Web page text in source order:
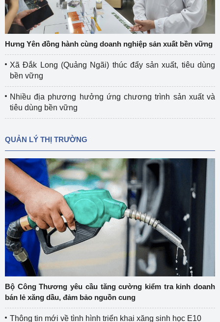
Hưng Yên đồng hành cùng doanh nghiệp sản xuất bền vững
Xã Đắk Long (Quảng Ngãi) thúc đẩy sản xuất, tiêu dùng
bền vững
Nhiều địa phương hưởng ứng chương trình sản xuất và
tiêu dùng bền vững
QUẢN LÝ THỊ TRƯỜNG
Bộ Công Thương yêu cầu tăng cường kiểm tra kinh doanh
bán lẻ xăng dầu, đảm bảo nguồn cung
Thông tin mới về tình hình triển khai xăng sinh học E10